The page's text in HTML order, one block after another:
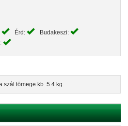
Érd:
Budakeszi:
szál tömege kb. 5.4 kg.